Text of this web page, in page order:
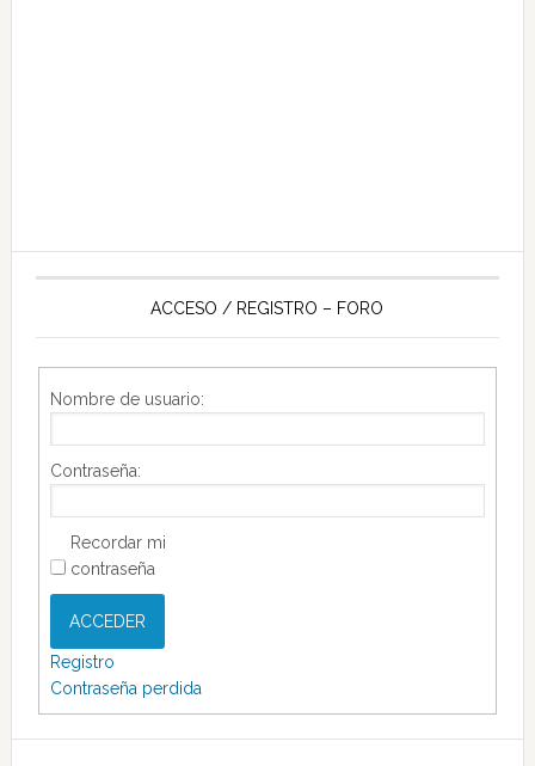
ACCESO / REGISTRO – FORO
Nombre de usuario:
Contraseña:
Recordar mi
contraseña
ACCEDER
Registro
Contraseña perdida